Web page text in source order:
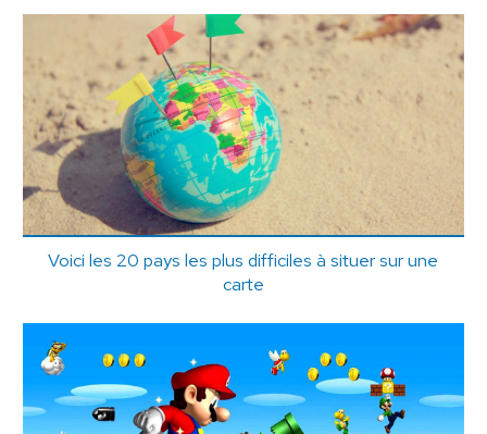
Voici les 20 pays les plus difficiles à situer sur une
carte